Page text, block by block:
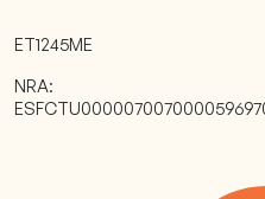
ET1245ME
NRA: